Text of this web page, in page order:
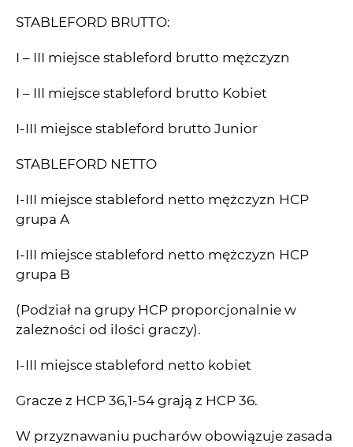
STABLEFORD BRUTTO:
I – III miejsce stableford brutto mężczyzn
I – III miejsce stableford brutto Kobiet
I-III miejsce stableford brutto Junior
STABLEFORD NETTO
I-III miejsce stableford netto mężczyzn HCP
grupa A
I-III miejsce stableford netto mężczyzn HCP
grupa B
(Podział na grupy HCP proporcjonalnie w
zależności od ilości graczy).
I-III miejsce stableford netto kobiet
Gracze z HCP 36,1-54 grają z HCP 36.
W przyznawaniu pucharów obowiązuje zasada